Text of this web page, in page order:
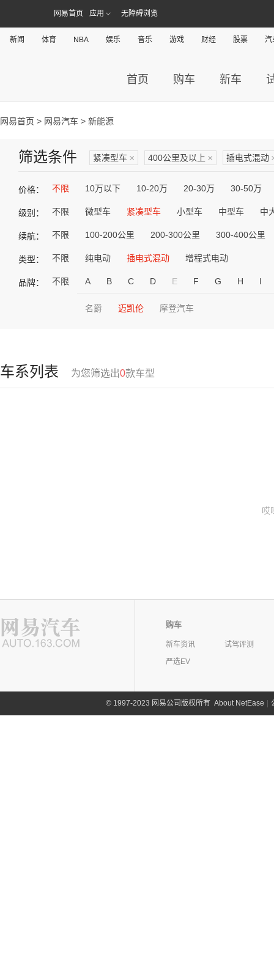
网易首页 应用 无障碍浏览
新闻 体育 NBA 娱乐 音乐 游戏 财经 股票 汽
首页 购车 新车
网易首页 > 网易汽车 > 新能源
筛选条件 紧凑型车 × 400公里及以上 × 插电式混动
价格： 不限 10万以下 10-20万 20-30万 30-50万
级别： 不限 微型车 紧凑型车 小型车 中型车 中
续航： 不限 100-200公里 200-300公里 300-400公里
类型： 不限 纯电动 插电式混动 增程式电动
品牌： 不限 A B C D E F G H I
名爵 迈凯伦 摩登汽车
车系列表 为您筛选出0款车型
哎
购车
新车资讯
试驾评测
严选EV
©1997-2023 网易公司版权所有 About NetEase